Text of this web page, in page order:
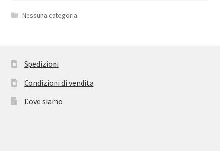
Nessuna categoria
Spedizioni
Condizioni di vendita
Dove siamo